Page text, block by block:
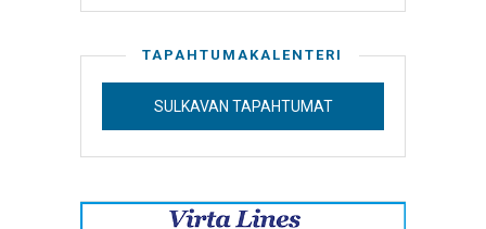
TAPAHTUMAKALENTERI
SULKAVAN TAPAHTUMAT